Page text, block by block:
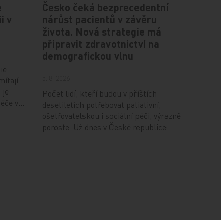
v
je
v…
Česko čeká bezprecedentní
nárůst pacientů v závěru
života. Nová strategie má
připravit zdravotnictví na
demografickou vlnu
Počet lidí, kteří budou v příštích
desetiletích potřebovat paliativní,
ošetřovatelskou i sociální péči, výrazně
poroste. Už dnes v České republice…